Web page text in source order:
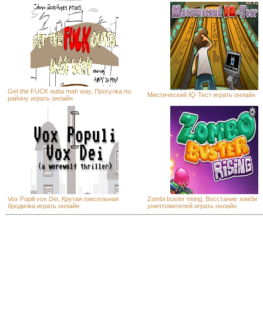
Get the FUCK outta mah way, Прогулка по
району играть онлайн
Мистический IQ-Тест играть онлайн
Vox Popili vox Dei, Крутая пиксельная
бродилка играть онлайн
Zombi buster rising, Восстание зомби
уничтожителей играть онлайн